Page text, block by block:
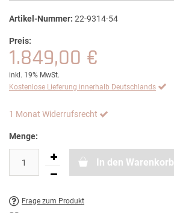
Artikel-Nummer: 22-9314-54
Preis:
1.849,00 €
inkl. 19% MwSt.
Kostenlose Lieferung innerhalb Deutschlands
1 Monat Widerrufsrecht
Menge:
In den Warenkorb
Frage zum Produkt